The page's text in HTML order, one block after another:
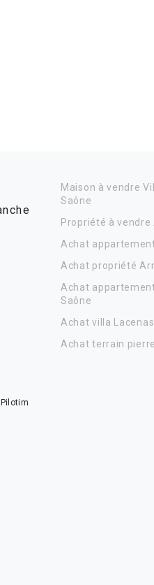
Maison à vendre
Saône
Propriété à vendre
Achat
Achat propriété
Achat
Saône
Achat villa Lacenas
Achat terrain
Pilotim